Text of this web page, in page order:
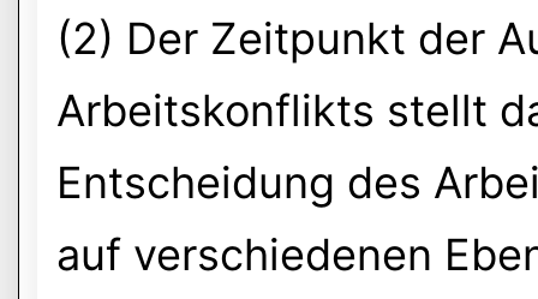
(2) Der Zeitpunkt der
Arbeitskonflikts stellt
Entscheidung des
auf verschiedenen